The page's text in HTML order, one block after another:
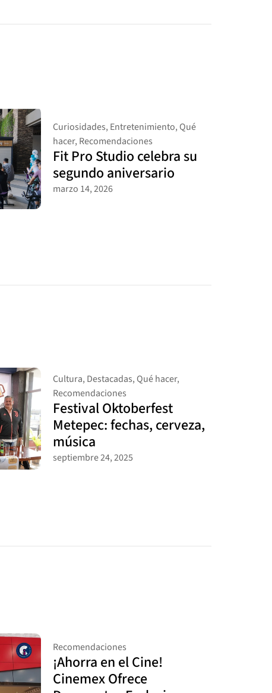
Curiosidades, Entretenimiento, Qué
hacer, Recomendaciones
Fit Pro Studio celebra su
segundo aniversario
marzo 14, 2026
Cultura, Destacadas, Qué hacer,
Recomendaciones
Festival Oktoberfest
Metepec: fechas, cerveza,
música
septiembre 24, 2025
Recomendaciones
¡Ahorra en el Cine!
Cinemex Ofrece